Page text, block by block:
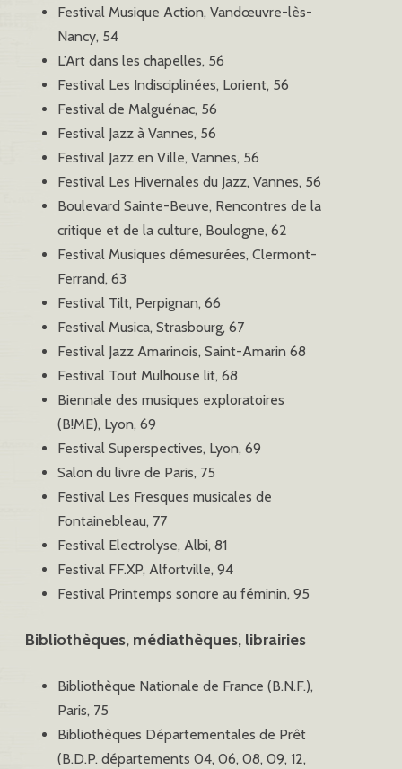
Festival Musique Action, Vandœuvre-lès-
Nancy, 54
L’Art dans les chapelles, 56
Festival Les Indisciplinées, Lorient, 56
Festival de Malguénac, 56
Festival Jazz à Vannes, 56
Festival Jazz en Ville, Vannes, 56
Festival Les Hivernales du Jazz, Vannes, 56
Boulevard Sainte-Beuve, Rencontres de la
critique et de la culture, Boulogne, 62
Festival Musiques démesurées, Clermont-
Ferrand, 63
Festival Tilt, Perpignan, 66
Festival Musica, Strasbourg, 67
Festival Jazz Amarinois, Saint-Amarin 68
Festival Tout Mulhouse lit, 68
Biennale des musiques exploratoires
(B!ME), Lyon, 69
Festival Superspectives, Lyon, 69
Salon du livre de Paris, 75
Festival Les Fresques musicales de
Fontainebleau, 77
Festival Electrolyse, Albi, 81
Festival FF.XP, Alfortville, 94
Festival Printemps sonore au féminin, 95
Bibliothèques, médiathèques, librairies
Bibliothèque Nationale de France (B.N.F.),
Paris, 75
Bibliothèques Départementales de Prêt
(B.D.P. départements 04, 06, 08, 09, 12,